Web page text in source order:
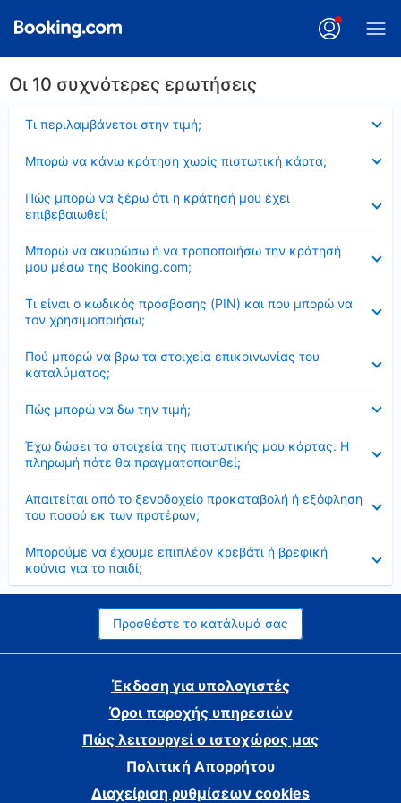
Οι 10 συχνότερες ερωτήσεις
Τι περιλαμβάνεται στην τιμή;
Μπορώ να κάνω κράτηση χωρίς πιστωτική κάρτα;
Πώς μπορώ να ξέρω ότι η κράτησή μου έχει
επιβεβαιωθεί;
Μπορώ να ακυρώσω ή να τροποποιήσω την κράτησή
μου μέσω της Booking.com;
Τι είναι ο κωδικός πρόσβασης (PIN) και που μπορώ να
τον χρησιμοποιήσω;
Πού μπορώ να βρω τα στοιχεία επικοινωνίας του
καταλύματος;
Πώς μπορώ να δω την τιμή;
Έχω δώσει τα στοιχεία της πιστωτικής μου κάρτας. Η
πληρωμή πότε θα πραγματοποιηθεί;
Απαιτείται από το ξενοδοχείο προκαταβολή ή εξόφληση
του ποσού εκ των προτέρων;
Μπορούμε να έχουμε επιπλέον κρεβάτι ή βρεφική
κούνια για το παιδί;
Προσθέστε το κατάλυμά σας
Έκδοση για υπολογιστές
Όροι παροχής υπηρεσιών
Πώς λειτουργεί ο ιστοχώρος μας
Πολιτική Απορρήτου
Διαχείριση ρυθμίσεων cookies